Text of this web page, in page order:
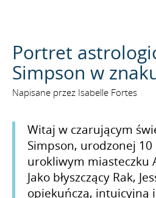
Portret
Simpson w
Napisane przez Isabelle Fortes
Witaj w czarującym
Simpson, urodzonej
urokliwym miasteczku
Jako błyszczący Rak,
opiekuńczą, intuicyjną